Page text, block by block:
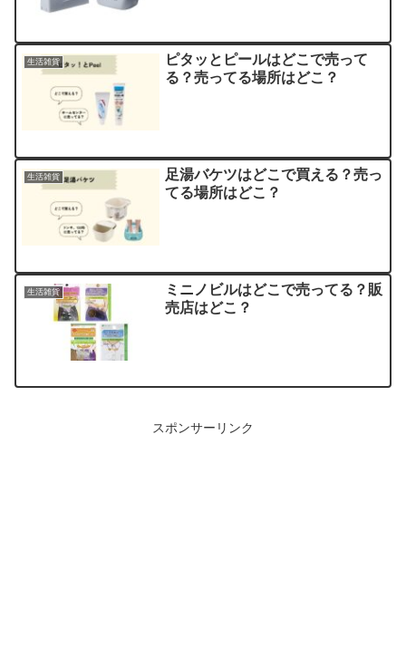
生活雑貨
ピタッとピールはどこで売って
る？売ってる場所はどこ？
生活雑貨
足湯バケツはどこで買える？売っ
てる場所はどこ？
生活雑貨
ミニノビルはどこで売ってる？販
売店はどこ？
スポンサーリンク